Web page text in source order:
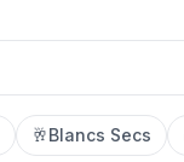
🥂Blancs Secs